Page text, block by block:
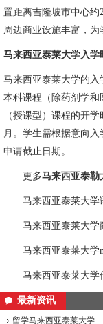
置距离吉隆坡市中心约
周边商业设施丰富，为
马来西亚泰莱大学入学
马来西亚泰莱大学的入
本科课程（除药剂学和
（授课型）课程的开
月。学生需根据意向
申请截止日期。
更多马来西亚泰勒
马来西亚泰莱大学
马来西亚泰莱大学
马来西亚泰莱大学
马来西亚泰莱大学
最新资讯
留学马来西亚泰莱大学